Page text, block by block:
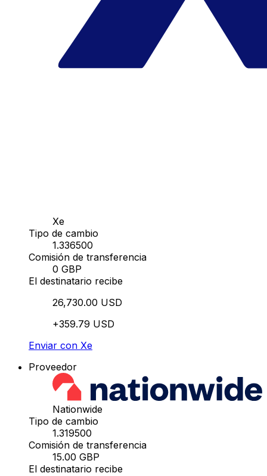
Xe
Tipo de cambio
1.336500
Comisión de transferencia
0 GBP
El destinatario recibe
26,730.00 USD
+359.79 USD
Enviar con Xe
Proveedor
Nationwide
Tipo de cambio
1.319500
Comisión de transferencia
15.00 GBP
El destinatario recibe